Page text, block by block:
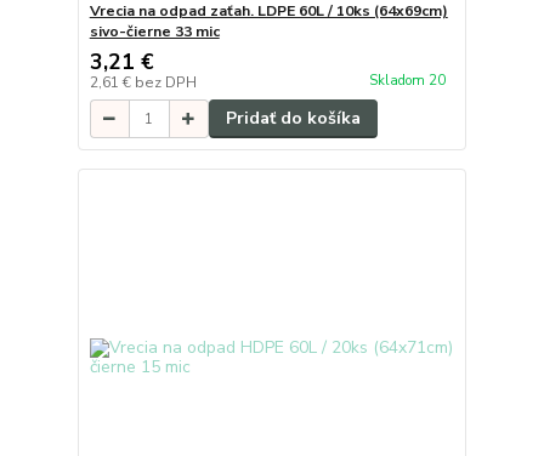
Vrecia na odpad zaťah. LDPE 60L / 10ks (64x69cm)
sivo-čierne 33 mic
3,21 €
2,61 € bez DPH Skladom 20
Pridať do košíka